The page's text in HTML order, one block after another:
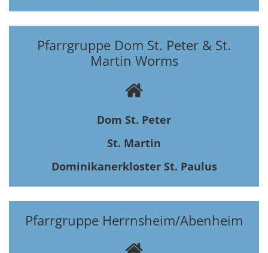
Pfarrgruppe Dom St. Peter & St.
Martin Worms
Dom St. Peter
St. Martin
Dominikanerkloster St. Paulus
Pfarrgruppe Herrnsheim/Abenheim